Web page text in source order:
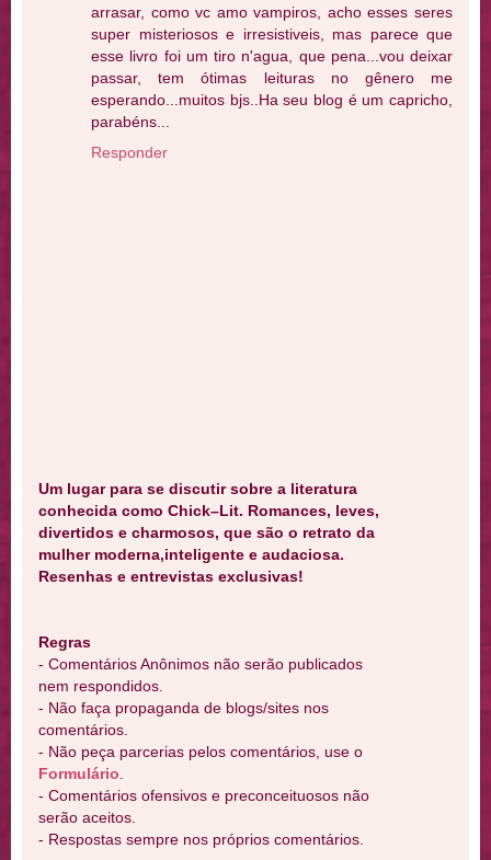
arrasar, como vc amo vampiros, acho esses seres
super misteriosos e irresistiveis, mas parece que
esse livro foi um tiro n'agua, que pena...vou deixar
passar, tem ótimas leituras no gênero me
esperando...muitos bjs..Ha seu blog é um capricho,
parabéns...
Responder
Um lugar para se discutir sobre a literatura
conhecida como Chick–Lit. Romances, leves,
divertidos e charmosos, que são o retrato da
mulher moderna,inteligente e audaciosa.
Resenhas e entrevistas exclusivas!
Regras
- Comentários Anônimos não serão publicados
nem respondidos.
- Não faça propaganda de blogs/sites nos
comentários.
- Não peça parcerias pelos comentários, use o
Formulário.
- Comentários ofensivos e preconceituosos não
serão aceitos.
- Respostas sempre nos próprios comentários.